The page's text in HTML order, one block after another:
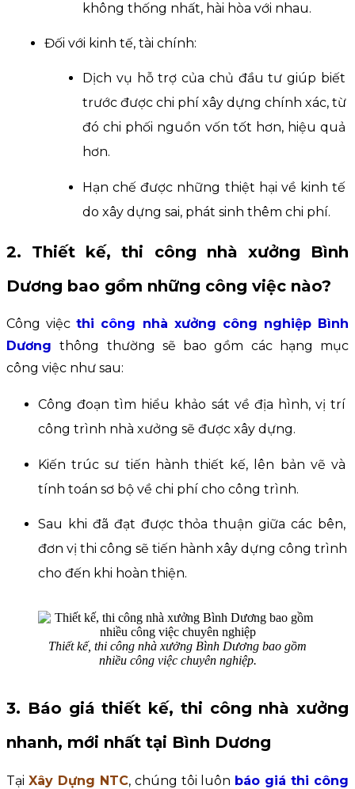
không thống nhất, hài hòa với nhau.
Đối với kinh tế, tài chính:
Dịch vụ hỗ trợ của chủ đầu tư giúp biết
trước được chi phí xây dựng chính xác, từ
đó chi phối nguồn vốn tốt hơn, hiệu quả
hơn.
Hạn chế được những thiệt hại về kinh tế
do xây dựng sai, phát sinh thêm chi phí.
2. Thiết kế, thi công nhà xưởng Bình
Dương bao gồm những công việc nào?
Công việc thi công nhà xưởng công nghiệp Bình
Dương thông thường sẽ bao gồm các hạng mục
công việc như sau:
Công đoạn tìm hiểu khảo sát về địa hình, vị trí
công trình nhà xưởng sẽ được xây dựng.
Kiến trúc sư tiến hành thiết kế, lên bản vẽ và
tính toán sơ bộ về chi phí cho công trình.
Sau khi đã đạt được thỏa thuận giữa các bên,
đơn vị thi công sẽ tiến hành xây dựng công trình
cho đến khi hoàn thiện.
Thiết kế, thi công nhà xưởng Bình Dương bao gồm
nhiều công việc chuyên nghiệp.
3. Báo giá thiết kế, thi công nhà xưởng
nhanh, mới nhất tại Bình Dương
Tại Xây Dựng NTC, chúng tôi luôn báo giá thi công